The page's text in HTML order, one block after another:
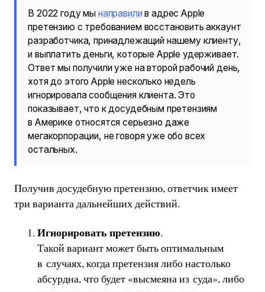
В 2022 году мы направили в адрес Apple
претензию с требованием восстановить аккаунт
разработчика, принадлежащий нашему клиенту,
и выплатить деньги, которые Apple удерживает.
Ответ мы получили уже на второй рабочий день,
хотя до этого Apple несколько недель
игнорировала сообщения клиента. Это
показывает, что к досудебным претензиям
в Америке относятся серьезно даже
мегакорпорации, не говоря уже обо всех
остальных.
Получив досудебную претензию, ответчик имеет
три варианта дальнейших действий.
Игнорировать претензию.
Такой вариант может быть оптимальным
в случаях, когда претензия либо настолько
абсурдна, что будет «высмеяна из суда», либо